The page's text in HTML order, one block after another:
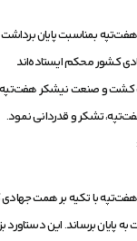
بمناسبت پایان برداشت
کشور محکم ایستاده‌اند
و صنعت نیشکر هفت‌تپه،
تشکر و قدردانی نمود.
به پایان برساند. این